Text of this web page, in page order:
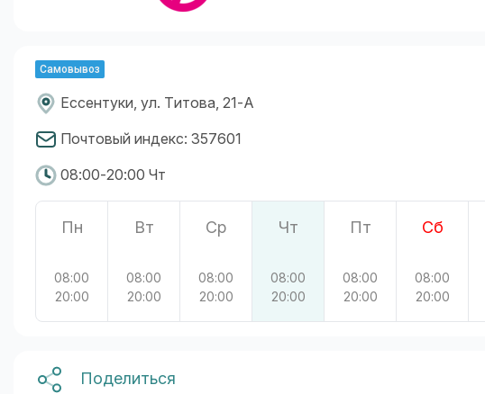
Самовывоз
Ессентуки, ул. Титова, 21-А
Почтовый индекс: 357601
08:00-20:00 Чт
Пн
08:00
20:00
Вт
08:00
20:00
Ср
08:00
20:00
Чт
08:00
20:00
Пт
08:00
20:00
Сб
08:00
20:00
Поделиться